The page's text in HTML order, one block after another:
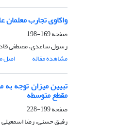
واکاوی تجارب
صفحه169-198
رسول ساعدی، مصطفی
مشاهده مقاله
اصل
تبیین میزان توجه
مقطع متوسطه
صفحه199-228
رفیق حسنی، رضا اسمعیلی